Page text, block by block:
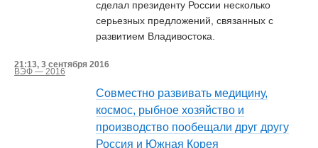
сделал президенту России несколько
серьезных предложений, связанных с
развитием Владивостока.
21:13, 3 сентября 2016
ВЭФ — 2016
Совместно развивать медицину,
космос, рыбное хозяйство и
производство пообещали друг другу
Россия и Южная Корея